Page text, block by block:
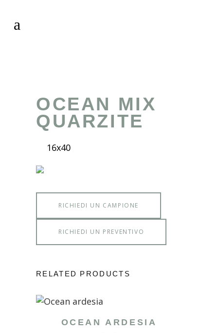
OCEAN MIX
QUARZITE
16x40
RICHIEDI UN CAMPIONE
RICHIEDI UN PREVENTIVO
RELATED PRODUCTS
OCEAN ARDESIA